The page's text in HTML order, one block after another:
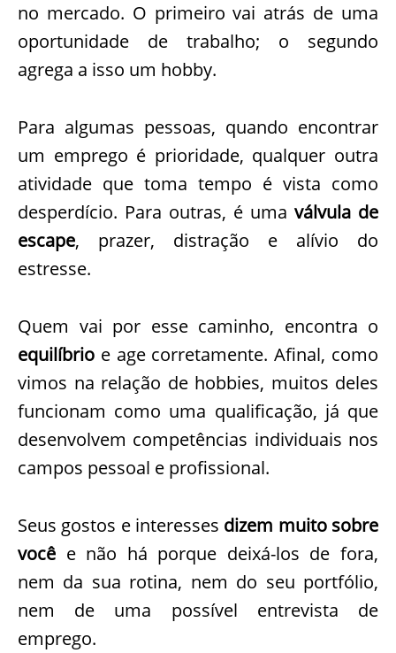
no mercado. O primeiro vai atrás de uma
oportunidade de trabalho; o segundo
agrega a isso um hobby.
Para algumas pessoas, quando encontrar
um emprego é prioridade, qualquer outra
atividade que toma tempo é vista como
desperdício. Para outras, é uma válvula de
escape, prazer, distração e alívio do
estresse.
Quem vai por esse caminho, encontra o
equilíbrio e age corretamente. Afinal, como
vimos na relação de hobbies, muitos deles
funcionam como uma qualificação, já que
desenvolvem competências individuais nos
campos pessoal e profissional.
Seus gostos e interesses dizem muito sobre
você e não há porque deixá-los de fora,
nem da sua rotina, nem do seu portfólio,
nem de uma possível entrevista de
emprego.